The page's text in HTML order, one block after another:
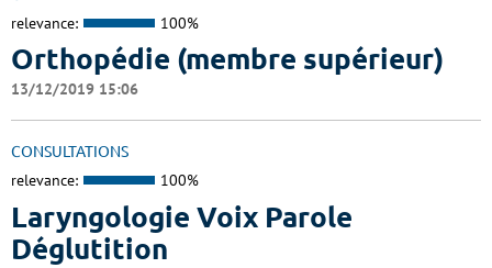
relevance: 100%
Orthopédie (membre supérieur)
13/12/2019 15:06
CONSULTATIONS
relevance: 100%
Laryngologie Voix Parole
Déglutition